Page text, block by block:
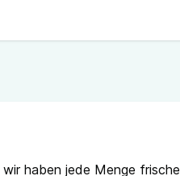
haben jede Menge frische